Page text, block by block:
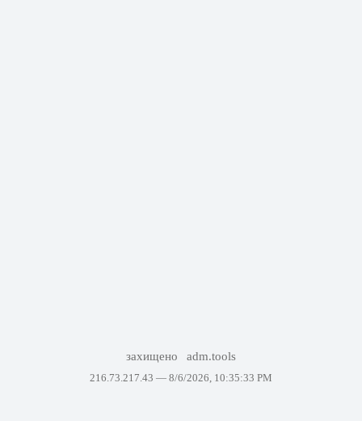
захищено adm.tools
216.73.217.43 — 8/6/2026, 10:35:33 PM